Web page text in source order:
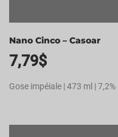
Nano Cinco – Casoar
7,79$
Gose impéiale | 473 ml | 7,2%